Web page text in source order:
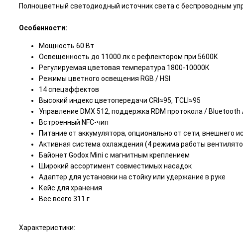
Полноцветный светодиодный источник света с беспроводным
Особенности:
Мощность 60 Вт
Освещенность до 11000 лк с рефлектором при 5600К
Регулируемая цветовая температура 1800-10000К
Режимы цветного освещения RGB / HSI
14 спецэффектов
Высокий индекс цветопередачи CRI≈95, TCLI≈95
Управление DMX 512, поддержка RDM протокола /
Встроенный NFC-чип
Питание от аккумулятора, опционально от сети, внешнего
Активная система охлаждения (4 режима работы
Байонет Godox Mini с магнитным креплением
Широкий ассортимент совместимых насадок
Адаптер для установки на стойку или удержание в руке
Кейс для хранения
Вес всего 311 г
Характеристики: